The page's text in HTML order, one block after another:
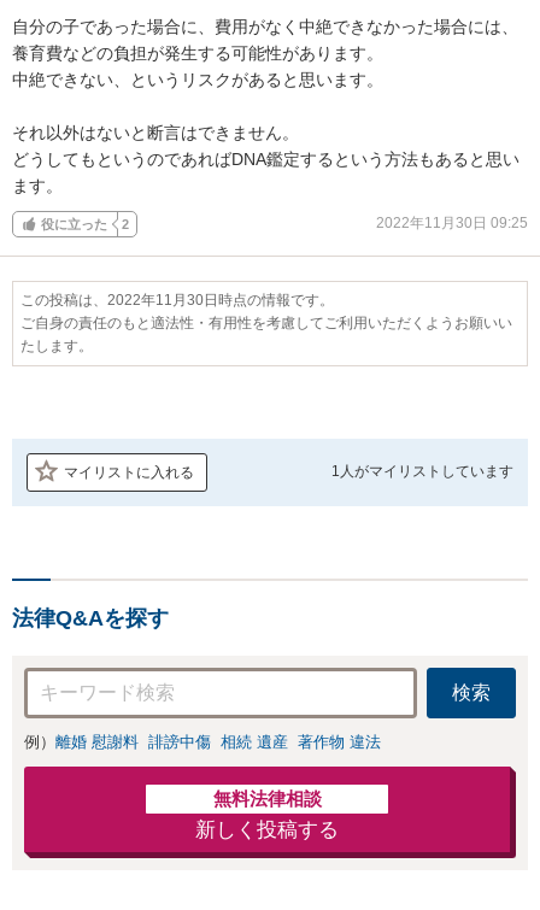
自分の子であった場合に、費用がなく中絶できなかった場合には、
養育費などの負担が発生する可能性があります。
中絶できない、というリスクがあると思います。
それ以外はないと断言はできません。
どうしてもというのであればDNA鑑定するという方法もあると思い
ます。
役に立った 2 2022年11月30日 09:25
この投稿は、2022年11月30日時点の情報です。
ご自身の責任のもと適法性・有用性を考慮してご利用いただくようお願いい
たします。
マイリストに入れる 1人がマイリストしています
法律Q&Aを探す
検索
例） 離婚 慰謝料 誹謗中傷 相続 遺産 著作物 違法
無料法律相談
新しく投稿する